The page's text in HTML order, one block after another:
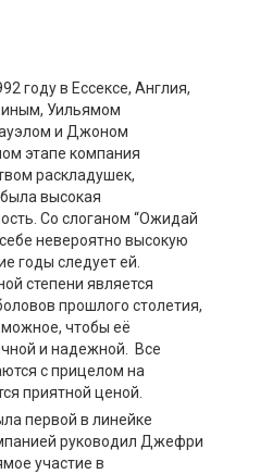
году в Ессексе, Англия,
Уильямом
и Джоном
этапе компания
раскладушек,
высокая
Со слоганом “Ожидай
невероятно высокую
годы следует ей.
степени является
прошлого столетия,
чтобы её
и надежной. Все
с прицелом на
приятной ценой.
первой в линейке
руководил Джефри
участие в